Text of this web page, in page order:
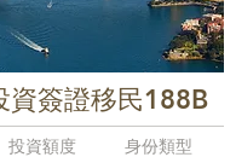
資簽證移民188B
投資額度 身份類型